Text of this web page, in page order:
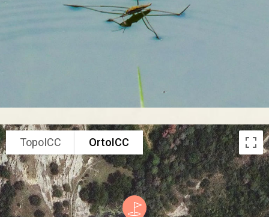
TopoICC OrtoICC